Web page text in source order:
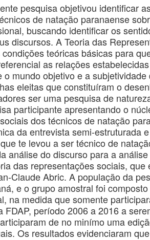
pesquisa objetivou identificar
de natação paranaense
buscando identificar os
discursos. A Teoria das
teóricas básicas para
as relações
o mundo objetivo e a
eleitas que constituíram o
ser uma pesquisa de
participante apresentando o
dos técnicos de natação
da entrevista semi-estruturada
te levou a ser técnico de
análise do discurso para a
das representações sociais,
Claude Abric. A população da
e o grupo amostral foi
na medida que somente
FDAP, período 2006 a 2016 a
de no minímo uma
Os resultados evidenciaram